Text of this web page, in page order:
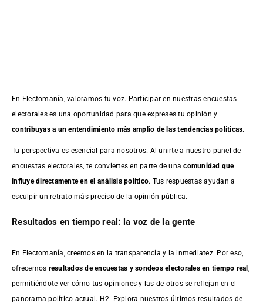
En Electomanía, valoramos tu voz. Participar en nuestras encuestas
electorales es una oportunidad para que expreses tu opinión y
contribuyas a un entendimiento más amplio de las tendencias políticas.
Tu perspectiva es esencial para nosotros. Al unirte a nuestro panel de
encuestas electorales, te conviertes en parte de unacomunidad que
influye directamente en el análisis político. Tus respuestas ayudan a
esculpir un retrato más preciso de la opinión pública.
Resultados en tiempo real: la voz de la gente
En Electomanía, creemos en la transparencia y la inmediatez. Por eso,
ofrecemos resultados deencuestas y sondeos electorales en tiempo real
permitiéndote ver cómo tus opiniones y las de otros se reflejan en el
panorama político actual. H2: Explora nuestros últimos resultados de